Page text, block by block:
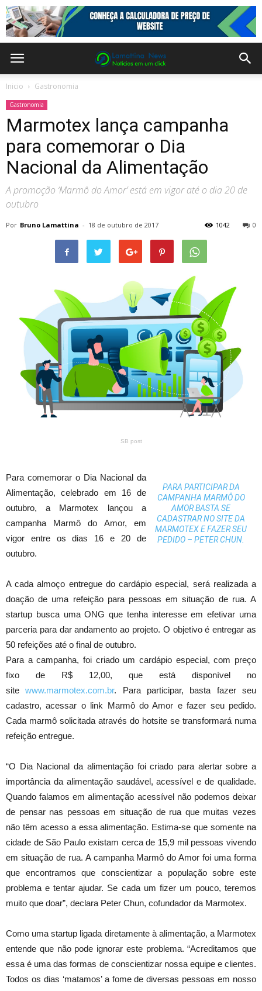
Inicio Gastronomia
Gastronomia
Marmotex lança campanha
para comemorar o Dia
Nacional da Alimentação
A promoção ‘Marmô do Amor’ está em vigor até o dia 20 de
outubro
Por Bruno Lamattina - 18 de outubro de 2017 0
1042
SB post
PARA PARTICIPAR DA
CAMPANHA MARMÔ DO
AMOR BASTA SE
CADASTRAR NO SITE DA
MARMOTEX E FAZER SEU
PEDIDO – PETER CHUN.
Para comemorar o Dia Nacional da
Alimentação, celebrado em 16 de
outubro, a Marmotex lançou a
campanha Marmô do Amor, em
vigor entre os dias 16 e 20 de
outubro.
A cada almoço entregue do cardápio especial, será realizada a
doação de uma refeição para pessoas em situação de rua. A
startup busca uma ONG que tenha interesse em efetivar uma
parceria para dar andamento ao projeto. O objetivo é entregar as
50 refeições até o final de outubro.
Para a campanha, foi criado um cardápio especial, com preço
fixo de R$ 12,00, que está disponível no
sitewww.marmotex.com.br. Para participar, basta fazer seu
cadastro, acessar o link Marmô do Amor e fazer seu pedido.
Cada marmô solicitada através do hotsite se transformará numa
refeição entregue.
“O Dia Nacional da alimentação foi criado para alertar sobre a
importância da alimentação saudável, acessível e de qualidade.
Quando falamos em alimentação acessível não podemos deixar
de pensar nas pessoas em situação de rua que muitas vezes
não têm acesso a essa alimentação. Estima-se que somente na
cidade de São Paulo existam cerca de 15,9 mil pessoas vivendo
em situação de rua. A campanha Marmô do Amor foi uma forma
que encontramos que conscientizar a população sobre este
problema e tentar ajudar. Se cada um fizer um pouco, teremos
muito que doar”, declara Peter Chun, cofundador da Marmotex.
Como uma startup ligada diretamente à alimentação, a Marmotex
entende que não pode ignorar este problema. “Acreditamos que
essa é uma das formas de conscientizar nossa equipe e clientes.
Todos os dias ‘matamos’ a fome de diversas pessoas em nosso